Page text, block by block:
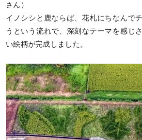
さん）
イノシシと鹿ならば、花札にちなんで
うという流れで、深刻なテーマを感じ
い絵柄が完成しました。